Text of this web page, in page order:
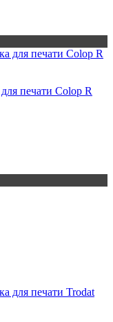
печати Colop R